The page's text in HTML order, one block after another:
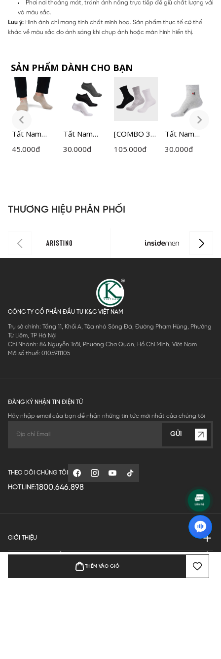
THÊM VÀO GIỎ
Phơi nơi thoáng mát, tránh ánh nắng trực tiếp để giữ chất lượng vải
và màu sắc.
Lưu ý: Hình ảnh chỉ mang tính chất minh họa. Sản phẩm thực tế có thể
khác về màu sắc do ánh sáng khi chụp ảnh hoặc màn hình hiển thị.
SẢN PHẨM DÀNH CHO BẠN
Tất Nam
Bizmen
45.000đ
Tất Nam
Bizmen
30.000đ
[COMBO 3
ĐÔI] Tất
105.000đ
Tất Nam
Bizmen
30.000đ
THƯƠNG HIỆU PHÂN PHỐI
CÔNG TY CỔ PHẦN ĐẦU TƯ K&G VIỆT NAM
Trụ sở chính: Tầng 11, Khối A, Tòa nhà Sông Đà, Đường Phạm Hùng, Phường
Từ Liêm, TP Hà Nội
Chi Nhánh: 84 Nguyễn Trãi, Phường Chợ Quán, Hồ Chí Minh, Việt Nam
Mã số thuế: 0105911105
ĐĂNG KÝ NHẬN TIN ĐIỆN TỬ
Hãy nhập email của bạn để nhận những tin tức mới nhất của chúng tôi
GỬI
THEO DÕI CHÚNG TÔI
HOTLINE:1800.646.898
GIỚI THIỆU
QUY ĐỊNH HOẠT ĐỘNG